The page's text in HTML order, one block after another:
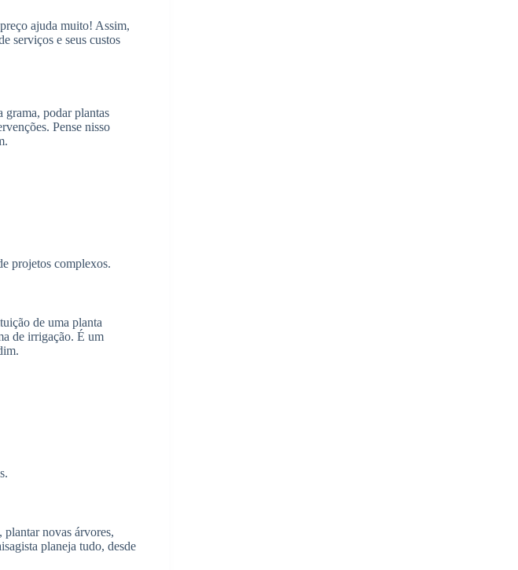
ajuda muito! Assim,
serviços e seus custos
grama, podar plantas
Pense nisso
projetos complexos.
de uma planta
de irrigação. É um
novas árvores,
planeja tudo, desde